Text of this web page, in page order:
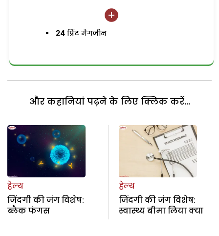
24 प्रिंट मैगजीन
और कहानियां पढ़ने के लिए क्लिक करें...
हेल्थ
जिंदगी की जंग विशेष:
ब्लैक फंगस
हेल्थ
जिंदगी की जंग विशेष:
स्वास्थ्य बीमा लिया क्या